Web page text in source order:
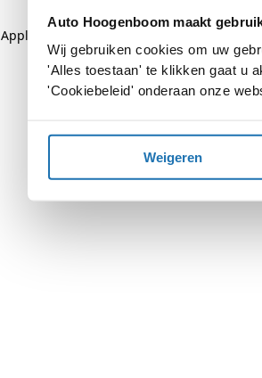
Auto Hoogenboom maakt
Wij gebruiken cookies om uw
'Alles toestaan' te klikken gaat u
'Cookiebeleid' onderaan onze
Weigeren
Application error: a -side exception